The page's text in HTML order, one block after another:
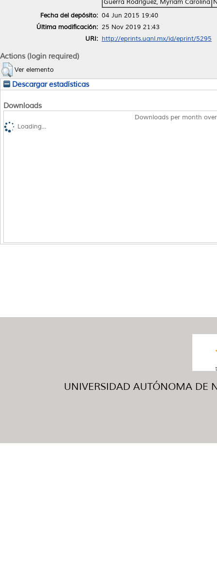
Guerra Rodríguez, Myriam Carolina
Fecha del depósito: 04 Jun 2015 19:40
Última modificación: 25 Nov 2019 21:43
URI: http://eprints.uanl.mx/id/eprint/5295
Actions (login required)
Ver elemento
Descargar estadísticas
Downloads
Downloads per month
Loading...
UNIVERSIDAD AUTÓNOMA DE